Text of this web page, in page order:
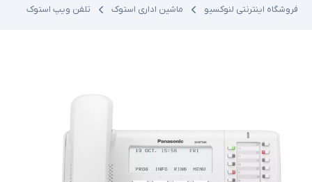
فروشگاه اینترنتی لنوکسیو ماشین اداری استوک تلفن ویپ استوک